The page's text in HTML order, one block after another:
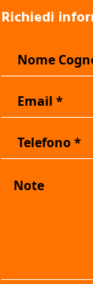
Richiedi